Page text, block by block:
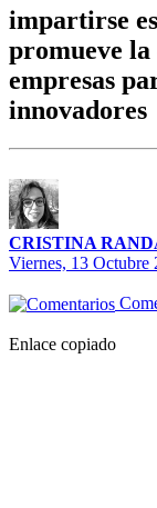
impartirse
promueve la
empresas
innovadores
CRISTINA
Viernes, 13 Octubre
Enlace copiado